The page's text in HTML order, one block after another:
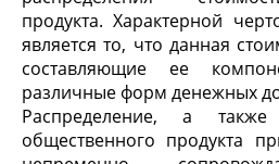
продукта. Характерной
является то, что данная
составляющие ее
различные форм денежных
Распределение, а также
общественного продукта